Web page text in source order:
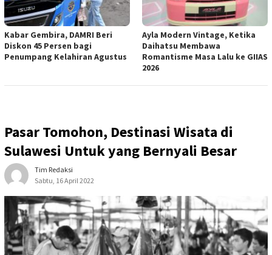
Kabar Gembira, DAMRI Beri
Diskon 45 Persen bagi
Penumpang Kelahiran Agustus
Ayla Modern Vintage, Ketika
Daihatsu Membawa
Romantisme Masa Lalu ke GIIAS
2026
Pasar Tomohon, Destinasi Wisata di
Sulawesi Untuk yang Bernyali Besar
Tim Redaksi
Sabtu, 16 April 2022